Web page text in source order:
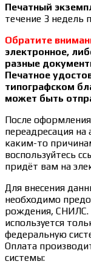
Печатный
течение 3 недель
Обратите
электронное,
разные
Печатное
типографском
может быть
После
переадресация на
каким-то
воспользуйтесь
придёт вам на
Для внесения
необходимо
рождения, СНИЛС.
используется
федеральную
Оплата
системы: